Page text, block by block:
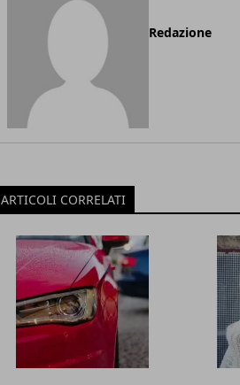
Redazione
ARTICOLI CORRELATI